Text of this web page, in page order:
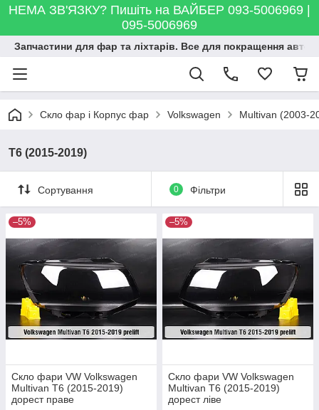
НЕМА ЗВ'ЯЗКУ? Пишіть на ВАЙБЕР 093-5006969 |
095-5006969
Запчастини для фар та ліхтарів. Все для покращення
Скло фар і Корпус фар Volkswagen Multivan (2003-
T6 (2015-2019)
Сортування 0 Фільтри
–5%
Скло фари VW Volkswagen
Multivan T6 (2015-2019)
дорест праве
–5%
Скло фари VW Volkswagen
Multivan T6 (2015-2019)
дорест ліве